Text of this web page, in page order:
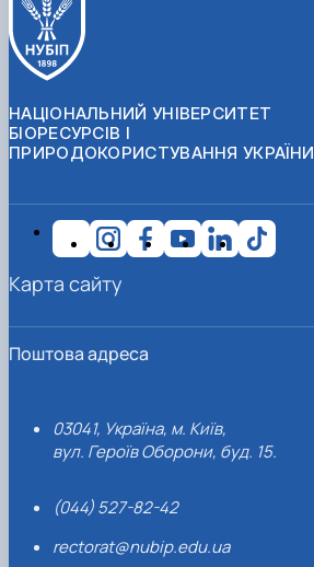
НАЦІОНАЛЬНИЙ УНІВЕРСИТЕТ
БІОРЕСУРСІВ І
ПРИРОДОКОРИСТУВАННЯ УКРАЇНИ
Поштова адреса
03041, Україна, м. Київ,
вул. Героїв Оборони, буд. 15.
(044) 527-82-42
rectorat@nubip.edu.ua
Карта сайту